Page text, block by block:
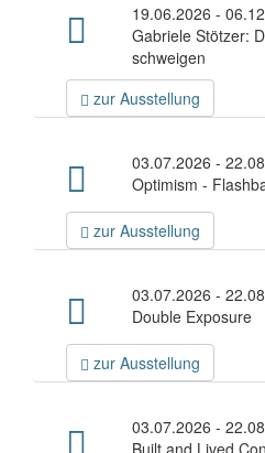
19.06.2026 -
Gabriele Stötzer:
schweigen
zur Ausstellung
03.07.2026 -
Optimism -
zur Ausstellung
03.07.2026 -
Double Exposure
zur Ausstellung
03.07.2026 -
Built and Lived